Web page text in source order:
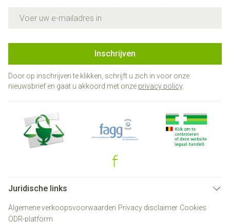
Inschrijven
Door op inschrijven te klikken, schrijft u zich in voor onze
nieuwsbrief en gaat u akkoord met onze privacy policy.
Juridische links
Algemene verkoopsvoorwaarden Privacy disclaimer Cookies
ODR-platform